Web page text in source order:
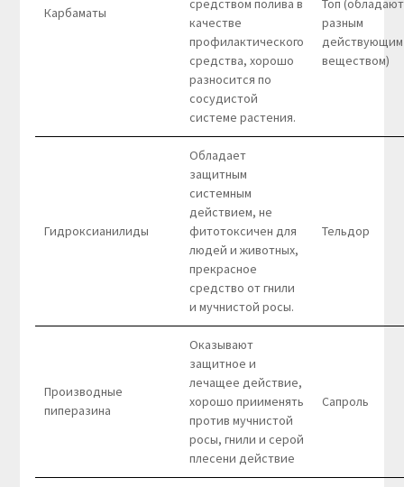
Карбаматы
средством полива в
качестве
профилактического
средства, хорошо
разносится по
сосудистой
системе растения.
Топ (обладают
разным
действующим
веществом)
Гидроксианилиды
Обладает
защитным
системным
действием, не
фитотоксичен для
людей и животных,
прекрасное
средство от гнили
и мучнистой росы.
Тельдор
Производные
пиперазина
Оказывают
защитное и
лечащее действие,
хорошо приименять
против мучнистой
росы, гнили и серой
плесени действие
Сапроль